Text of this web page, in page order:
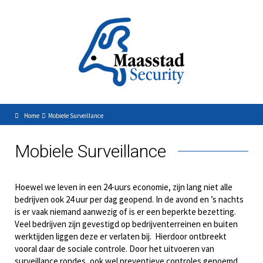
Home Mobiele Surveillance
Mobiele Surveillance
Hoewel we leven in een 24-uurs economie, zijn lang niet alle
bedrijven ook 24 uur per dag geopend. In de avond en ’s nachts
is er vaak niemand aanwezig of is er een beperkte bezetting.
Veel bedrijven zijn gevestigd op bedrijventerreinen en buiten
werktijden liggen deze er verlaten bij. Hierdoor ontbreekt
vooral daar de sociale controle. Door het uitvoeren van